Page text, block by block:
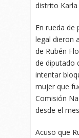
distrito Karla
En rueda de
legal dieron
de Rubén
de diputado
intentar
mujer que
Comisión
desde el
Acuso que